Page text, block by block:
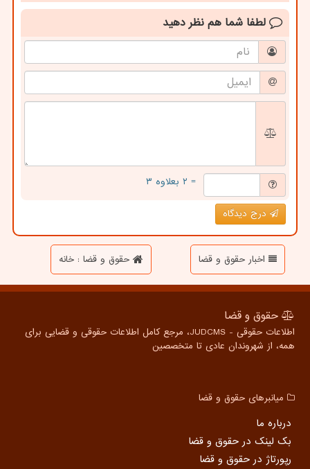
لطفا شما هم نظر دهید
= ۲ بعلاوه ۳
درج دیدگاه
اخبار حقوق و قضا حقوق و قضا : خانه
حقوق و قضا
اطلاعات حقوقی - JUDCMS، مرجع کامل اطلاعات حقوقی و قضایی برای
همه، از شهروندان عادی تا متخصصین
میانبرهای حقوق و قضا
درباره ما
بک لینک در حقوق و قضا
رپورتاژ در حقوق و قضا